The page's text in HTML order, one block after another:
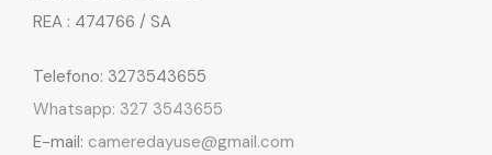
REA : 474766 / SA
Telefono: 3273543655
Whatsapp: 327 3543655
E-mail: cameredayuse@gmail.com